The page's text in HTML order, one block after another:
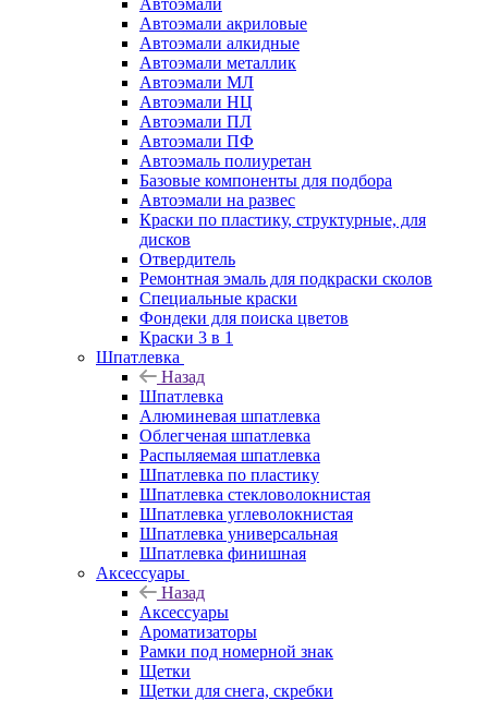
Автоэмали
Автоэмали акриловые
Автоэмали алкидные
Автоэмали металлик
Автоэмали МЛ
Автоэмали НЦ
Автоэмали ПЛ
Автоэмали ПФ
Автоэмаль полиуретан
Базовые компоненты для подбора
Автоэмали на развес
Краски по пластику, структурные, для
дисков
Отвердитель
Ремонтная эмаль для подкраски сколов
Специальные краски
Фондеки для поиска цветов
Краски 3 в 1
Шпатлевка
Назад
Шпатлевка
Алюминевая шпатлевка
Облегченая шпатлевка
Распыляемая шпатлевка
Шпатлевка по пластику
Шпатлевка стекловолокнистая
Шпатлевка углеволокнистая
Шпатлевка универсальная
Шпатлевка финишная
Аксессуары
Назад
Аксессуары
Ароматизаторы
Рамки под номерной знак
Щетки
Щетки для снега, скребки